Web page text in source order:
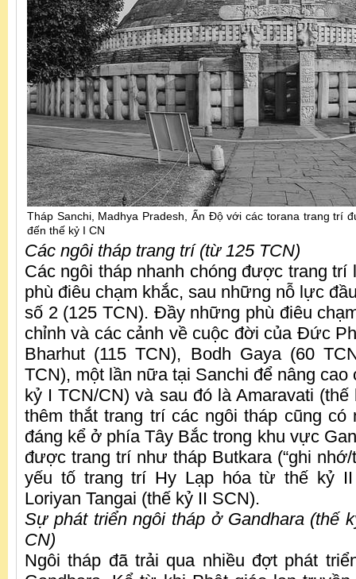
Tháp Sanchi, Madhya Pradesh, Ấn Độ với các torana trang trí
đến thế kỷ I CN
Các ngôi tháp trang trí (từ 125 TCN)
Các ngôi tháp nhanh chóng được trang
phù điêu chạm khắc, sau những nỗ lực
số 2 (125 TCN). Đầy những phù điêu
chỉnh và các cảnh về cuộc đời của Đức
Bharhut (115 TCN), Bodh Gaya (60
TCN), một lần nữa tại Sanchi để nâng cao
kỷ I TCN/CN) và sau đó là Amaravati
thêm thắt trang trí các ngôi tháp cũng có
đáng kể ở phía Tây Bắc trong khu vực
được trang trí như tháp Butkara (“ghi
yếu tố trang trí Hy Lạp hóa từ thế kỷ II
Loriyan Tangai (thế kỷ II SCN).
Sự phát triển ngôi tháp ở Gandhara (thế
CN)
Ngôi tháp đã trải qua nhiều đợt phát